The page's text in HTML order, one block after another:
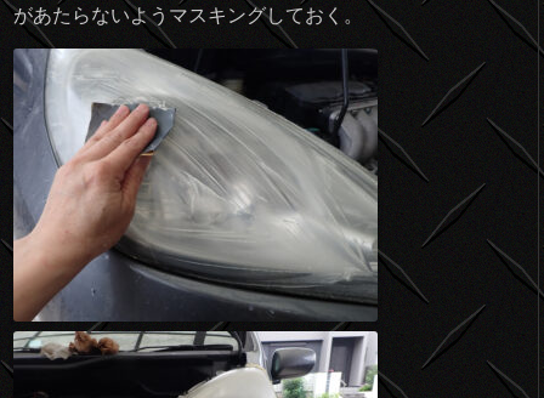
があたらないようマスキングしておく。